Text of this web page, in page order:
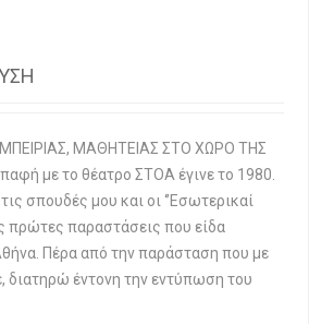
ΜΑΘΗΤΕΙΑΣ ΣΤΟ ΧΩΡΟ ΤΗΣ
με το θέατρο ΣΤΟΑ έγινε το 1980.
σπουδές μου και οι ‘’Εσωτερικαί
πρώτες παραστάσεις που είδα
Πέρα από την παράσταση που με
διατηρώ έντονη την εντύπωση του